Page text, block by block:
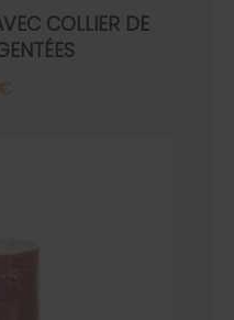
COLLIER DE